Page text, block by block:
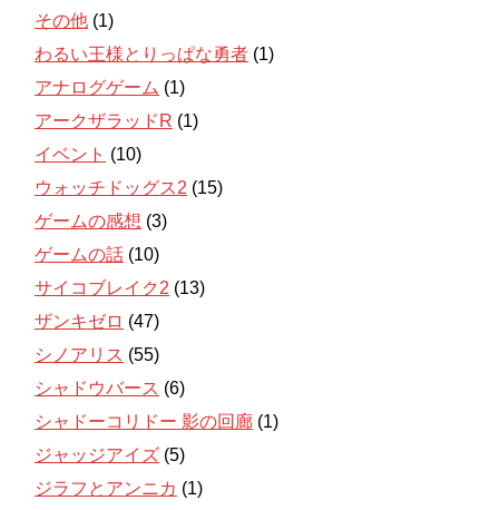
その他 (1)
わるい王様とりっぱな勇者 (1)
アナログゲーム (1)
アークザラッドR (1)
イベント (10)
ウォッチドッグス2 (15)
ゲームの感想 (3)
ゲームの話 (10)
サイコブレイク2 (13)
ザンキゼロ (47)
シノアリス (55)
シャドウバース (6)
シャドーコリドー 影の回廊 (1)
ジャッジアイズ (5)
ジラフとアンニカ (1)